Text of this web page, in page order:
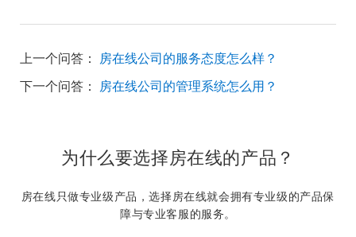
上一个问答： 房在线公司的服务态度怎么样？
下一个问答： 房在线公司的管理系统怎么用？
为什么要选择房在线的产品？
房在线只做专业级产品，选择房在线就会拥有专业级的产品保
障与专业客服的服务。